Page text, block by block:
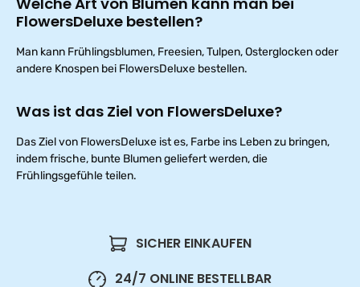
FlowersDeluxe bestellen?
Man kann Frühlingsblumen, Freesien, Tulpen, Osterglocken oder
andere Knospen bei FlowersDeluxe bestellen.
Was ist das Ziel von FlowersDeluxe?
Das Ziel von FlowersDeluxe ist es, Farbe ins Leben zu bringen,
indem frische, bunte Blumen geliefert werden, die
Frühlingsgefühle teilen.
SICHER EINKAUFEN
24/7 ONLINE BESTELLBAR